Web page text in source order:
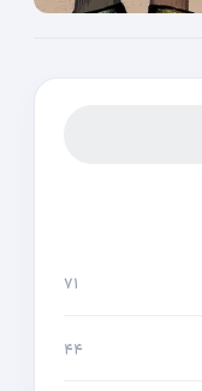
۷۱
۴۴